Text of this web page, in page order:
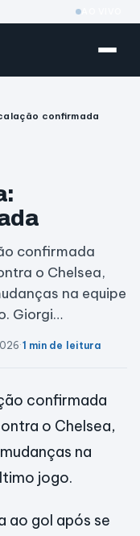
confirmada
confirmada
o Chelsea,
na equipe
Giorgi…
·1 min de leitura
confirmada
o Chelsea,
na
jogo.
ao gol após se